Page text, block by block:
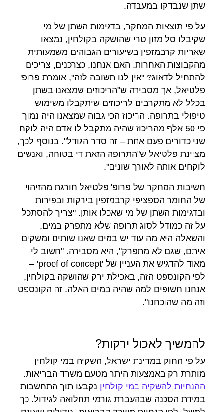
שתן שנבדקו במעבדה.
על פי תוצאות המחקר, בדגימות השתן של מי
שקיבלו סל מזון טרי שהושקה בקולחין, נמצאו
שאריות קרבמזפין בשיעורים הגבוהים משמעותית
מהקבוצות האחרות. האם אנחנו, כצרכנים, צריכים
להתחיל לדאוג? "אין לנו תשובה לזה", אומרת פרופ'
פלטיאל, אך מסבירה ש"הריכוזים שמצאנו בשתן
בכלל לא מתקרבים לריכוזים שיתקבלו משימוש
טיפולי בתרופה. הריכוז הכי גבוה שמצאנו היה נמוך
פי 50 אלף מהריכוז שהיה מתקבל לו אדם היה לוקח
שני כדורים פעם אחת – זה סדר הגודל". בנוסף לכך,
מציינת פלטיאל ש"התרופה הזאת די בטוחה, ואנשים
לוקחים אותה לאורך שונים".
חשיבות המחקר של פרופ' פלטיאל חורגת מהזיהוי
של החומר הספציפי קרבמזפין בירקות ובפירות
ובדגימות השתן של מי שאכלו אותן. "צריך להסתכל
על זה כמודל לסוג תרופה שלא מתפרק במים,
והשאלה היא מה עוד יש במים שאנו שותים ומשקים
איתם, שגם לא מתפרק", היא מסבירה. "חשוב לי
מאוד להדגיש את העניין של 'proof of concept' –
לפי הקונספט הזה, באכילת ירק שהושקה בקולחין,
אנחנו חשופים למה שהיה במים האלה. זה הקונספט
וזה מה שהוכחנו".
להמשיך לאכול ירקות?
על פי החוק במדינת ישראל, השקיה במי קולחין
מותרת רק באמצעות היתר מטעם משרד הבריאות.
ההנחיות להשקיה במי קולחין נקבעו תוך התחשבות
במידת הסכנה שבהעברת גורמי תחלואה לגידול. כך